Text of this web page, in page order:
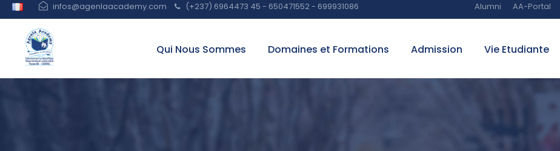
infos@agenlaacademy.com (+237) 6964473 45 - 650471552 - 699931086 Alumni AA-Portal
Qui Nous Sommes Domaines et Formations Admission Vie Etudiante